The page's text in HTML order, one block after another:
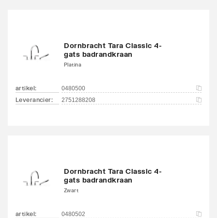
Dornbracht Tara Classic 4-
gats badrandkraan
Platina
artikel: 0480500
Leverancier: 2751288208
Dornbracht Tara Classic 4-
gats badrandkraan
Zwart
artikel: 0480502